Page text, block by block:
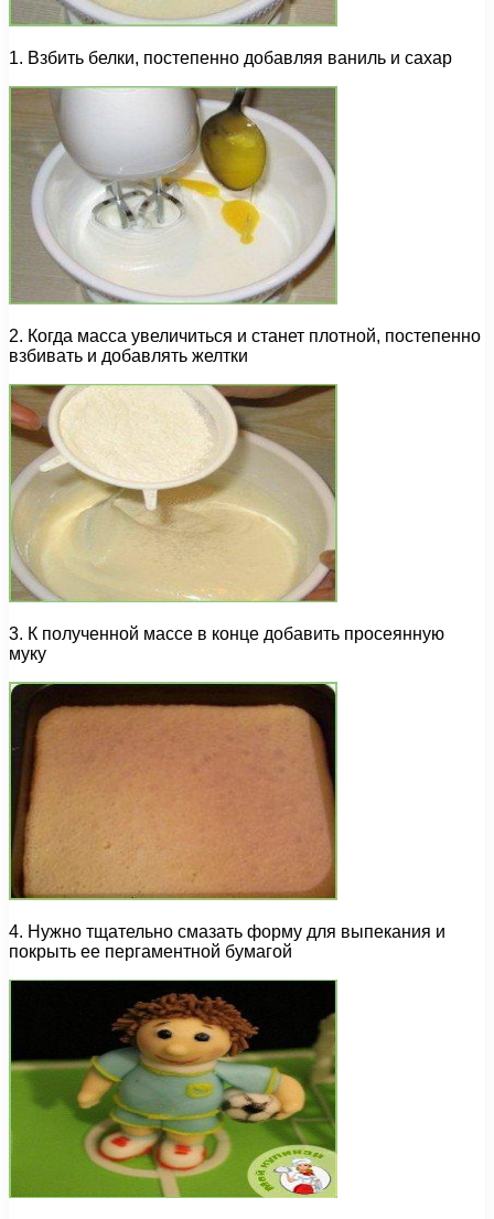
1. Взбить белки, постепенно добавляя ваниль и сахар
2. Когда масса увеличиться и станет плотной, постепенно
взбивать и добавлять желтки
3. К полученной массе в конце добавить просеянную
муку
4. Нужно тщательно смазать форму для выпекания и
покрыть ее пергаментной бумагой